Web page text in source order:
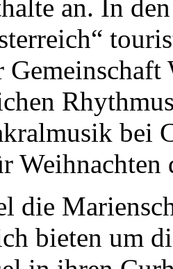
an. In
bei
Weihnachten
die
bieten um